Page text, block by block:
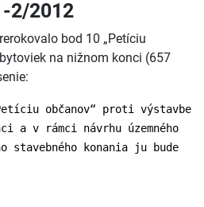
2/2012
bod 10 „Petíciu
na nižnom konci (657
občanov“ proti výstavbe
a v rámci návrhu územného
stavebného konania ju bude